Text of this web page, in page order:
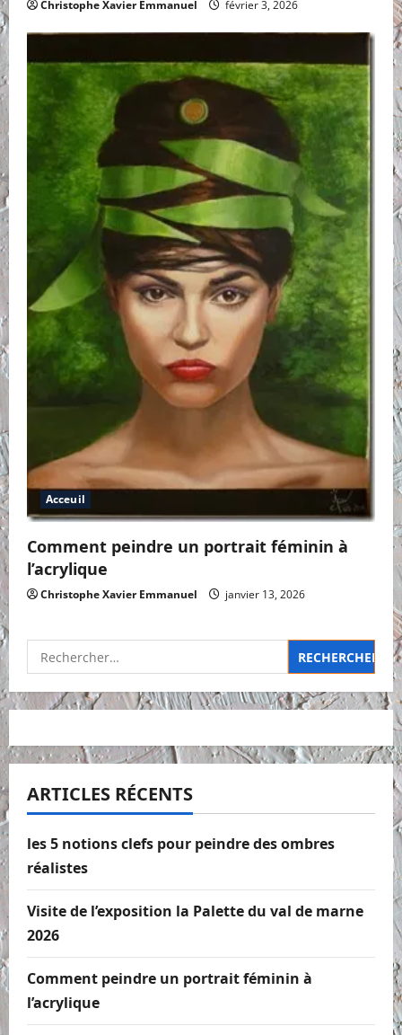
Christophe Xavier Emmanuel février 3, 2026
Acceuil
Comment peindre un portrait féminin à
l’acrylique
Christophe Xavier Emmanuel janvier 13, 2026
Rechercher :
ARTICLES RÉCENTS
les 5 notions clefs pour peindre des ombres
réalistes
Visite de l’exposition la Palette du val de marne
2026
Comment peindre un portrait féminin à
l’acrylique